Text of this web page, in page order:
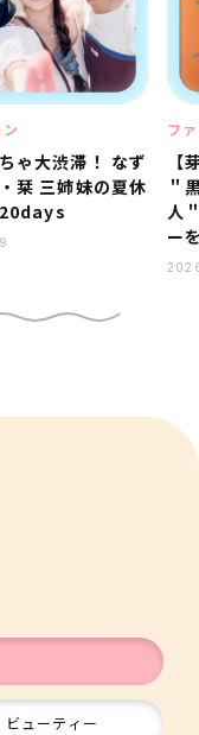
ゃ大渋滞！ なず
栞 三姉妹の夏休
フ
【
＂
人
ー
ビューティー